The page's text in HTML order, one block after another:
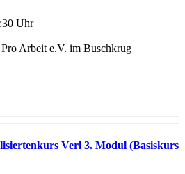
Uhr
Arbeit e.V. im Buschkrug
Verl 3. Modul (Basiskurs